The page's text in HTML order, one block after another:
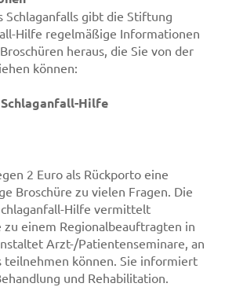
Schlaganfalls gibt die Stiftung
Hilfe regelmäßige Informationen
heraus, die Sie von der
können:
Hilfe
2 Euro als Rückporto eine
Broschüre zu vielen Fragen. Die
Hilfe vermittelt
einem Regionalbeauftragten in
Arzt-/Patientenseminare, an
teilnehmen können. Sie informiert
und Rehabilitation.